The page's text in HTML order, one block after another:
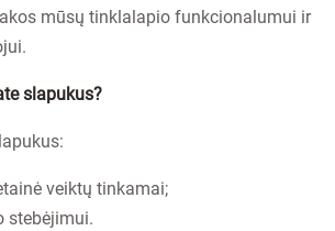
mūsų tinklalapio funkcionalumui ir
slapukus?
veiktų tinkamai;
stebėjimui.